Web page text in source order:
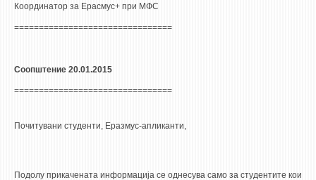
Координатор за Ерасмус+ при МФС
================================
Соопштение 20.01.2015
================================
Почитувани студенти, Еразмус-апликанти,
Подолу прикачената информација се однесува само за студентите кои